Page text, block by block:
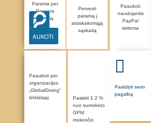
Parama per
Paysera
sistemą
AUKOTI
Pervesti
paramą į
atsiskaitomąją
sąskaitą
Paaukoti
naudojantis
PayPal
sistema
Paaukoti per
organizacijos
„GlobalGiving“
tinklalapį
Paskirti 1.2 %
nuo sumokėto
GPM
mokesčio
Pasiūlyti savo
pagalbą